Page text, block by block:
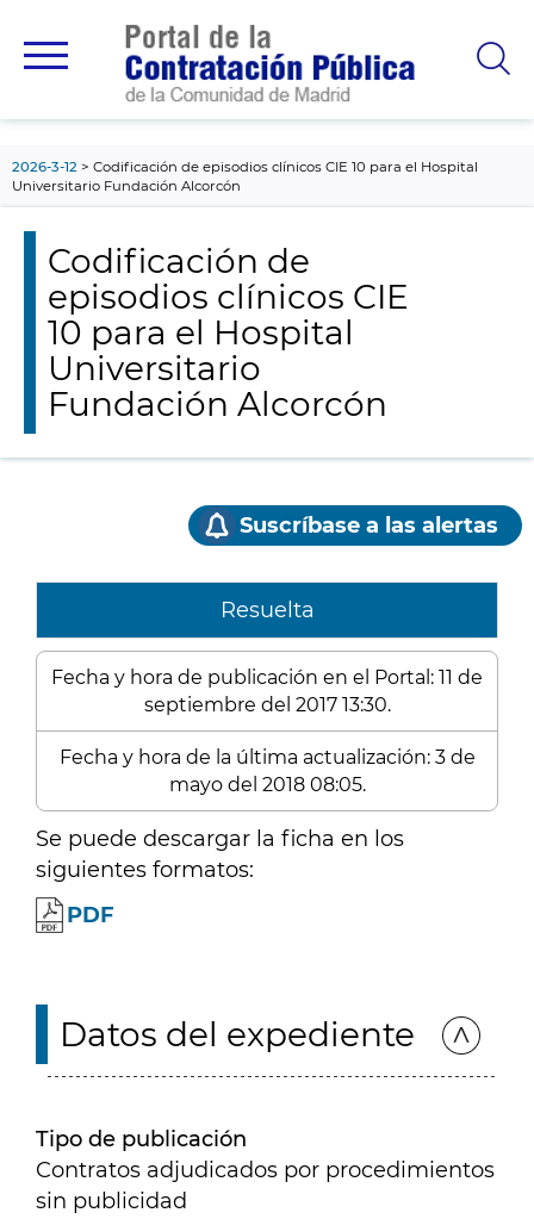
principal
2026-3-12
Codificación de episodios clínicos CIE 10 para el Hospital
Universitario Fundación Alcorcón
Codificación de
episodios clínicos CIE
10 para el Hospital
Universitario
Fundación Alcorcón
Suscríbase a las alertas
Resuelta
Fecha y hora de publicación en el Portal: 11 de
septiembre del 2017 13:30.
Fecha y hora de la última actualización: 3 de
mayo del 2018 08:05.
Se puede descargar la ficha en los
siguientes formatos:
PDF
Datos del expediente
Tipo de publicación
Contratos adjudicados por procedimientos
sin publicidad